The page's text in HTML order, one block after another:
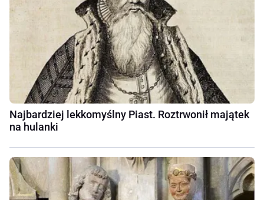
Najbardziej lekkomyślny Piast. Roztrwonił majątek
na hulanki